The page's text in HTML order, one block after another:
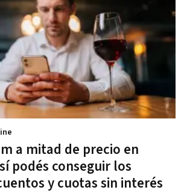
a mitad de precio en
podés conseguir los
y cuotas sin interés